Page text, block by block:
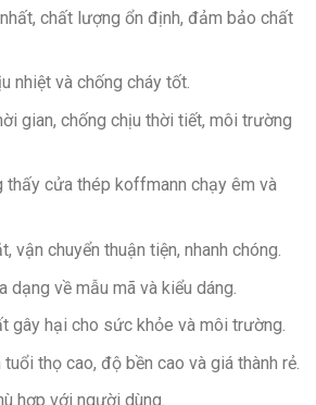
chất lượng ổn định, đảm bảo chất
nhiệt và chống cháy tốt.
gian, chống chịu thời tiết, môi trường
thấy cửa thép koffmann chạy êm và
vận chuyển thuận tiện, nhanh chóng.
dạng về mẫu mã và kiểu dáng.
gây hại cho sức khỏe và môi trường.
thọ cao, độ bền cao và giá thành rẻ.
hợp với người dùng.